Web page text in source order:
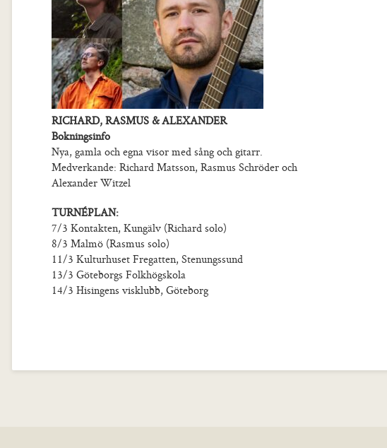
RICHARD, RASMUS & ALEXANDER
Bokningsinfo
Nya, gamla och egna visor med sång och gitarr.
Medverkande: Richard Matsson, Rasmus Schröder och
Alexander Witzel
TURNÉPLAN:
7/3 Kontakten, Kungälv (Richard solo)
8/3 Malmö (Rasmus solo)
11/3 Kulturhuset Fregatten, Stenungssund
13/3 Göteborgs Folkhögskola
14/3 Hisingens visklubb, Göteborg